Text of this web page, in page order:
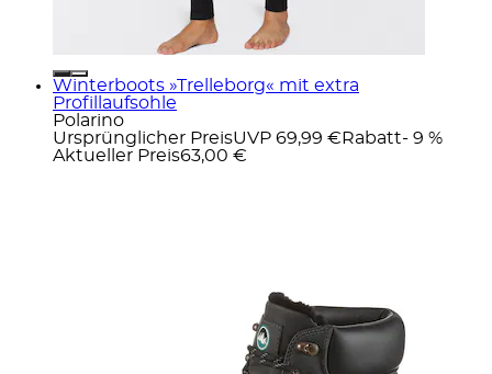
Winterboots »Trelleborg« mit extra
Profillaufsohle
Polarino
Ursprünglicher PreisUVP 69,99 € Rabatt- 9 %
Aktueller Preis63,00 €